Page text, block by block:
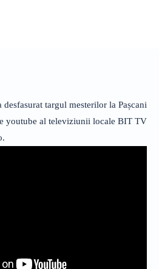
targul mesterilor la Pașcani
youtube al televiziunii locale BIT TV